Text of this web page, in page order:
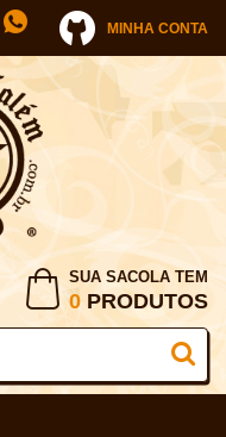
MINHA CONTA
SUA SACOLA TEM
0 PRODUTOS